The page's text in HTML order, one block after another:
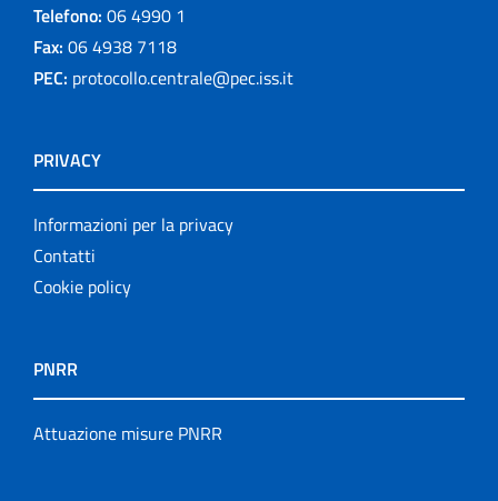
Telefono: 06 4990 1
Fax: 06 4938 7118
PEC: protocollo.centrale@pec.iss.it
PRIVACY
Informazioni per la privacy
Contatti
Cookie policy
PNRR
Attuazione misure PNRR